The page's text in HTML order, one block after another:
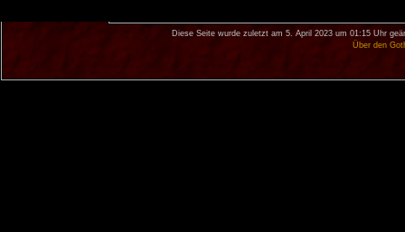
Diese Seite wurde zuletzt am 5. April 2023 um 01:15 Uhr
Über den